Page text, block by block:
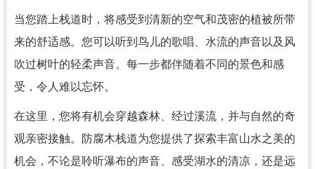
当您踏上栈道时，将感受到清新的空气和茂密的植被所带
来的舒适感。您可以听到鸟儿的歌唱、水流的声音以及风
吹过树叶的轻柔声音。每一步都伴随着不同的景色和感
受，令人难以忘怀。
在这里，您将有机会穿越森林、经过溪流，并与自然的奇
观亲密接触。防腐木栈道为您提供了探索丰富山水之美的
机会，不论是聆听瀑布的声音、感受湖水的清凉，还是远